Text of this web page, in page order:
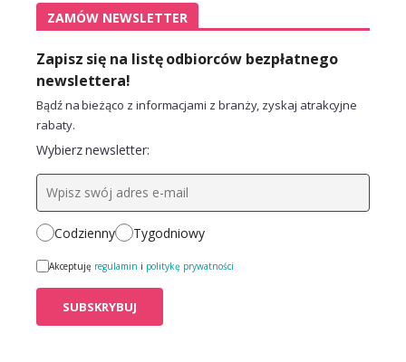
ZAMÓW NEWSLETTER
Zapisz się na listę odbiorców bezpłatnego
newslettera!
Bądź na bieżąco z informacjami z branży, zyskaj atrakcyjne
rabaty.
Wybierz newsletter:
Codzienny Tygodniowy
Akceptuję regulamin i politykę prywatności